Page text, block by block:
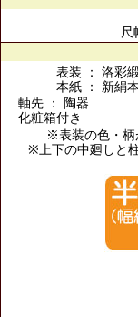
尺
表装 ： 洛彩緞
本紙 ： 新絹本
軸先 ： 陶器
化粧箱付き
※表装の色・柄
※上下の中廻しと